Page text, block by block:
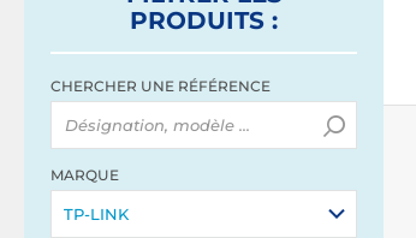
PRODUITS :
CHERCHER UNE RÉFÉRENCE
MARQUE
TP-LINK